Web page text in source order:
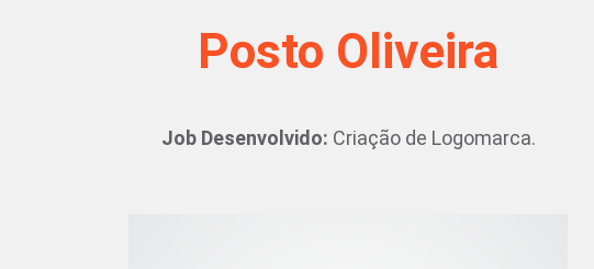
Posto Oliveira
Job Desenvolvido: Criação de Logomarca.